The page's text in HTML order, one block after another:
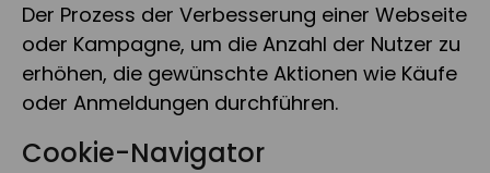
Der Prozess der Verbesserung einer Webseite
oder Kampagne, um die Anzahl der Nutzer zu
erhöhen, die gewünschte Aktionen wie Käufe
oder Anmeldungen durchführen.
Cookie-Navigator